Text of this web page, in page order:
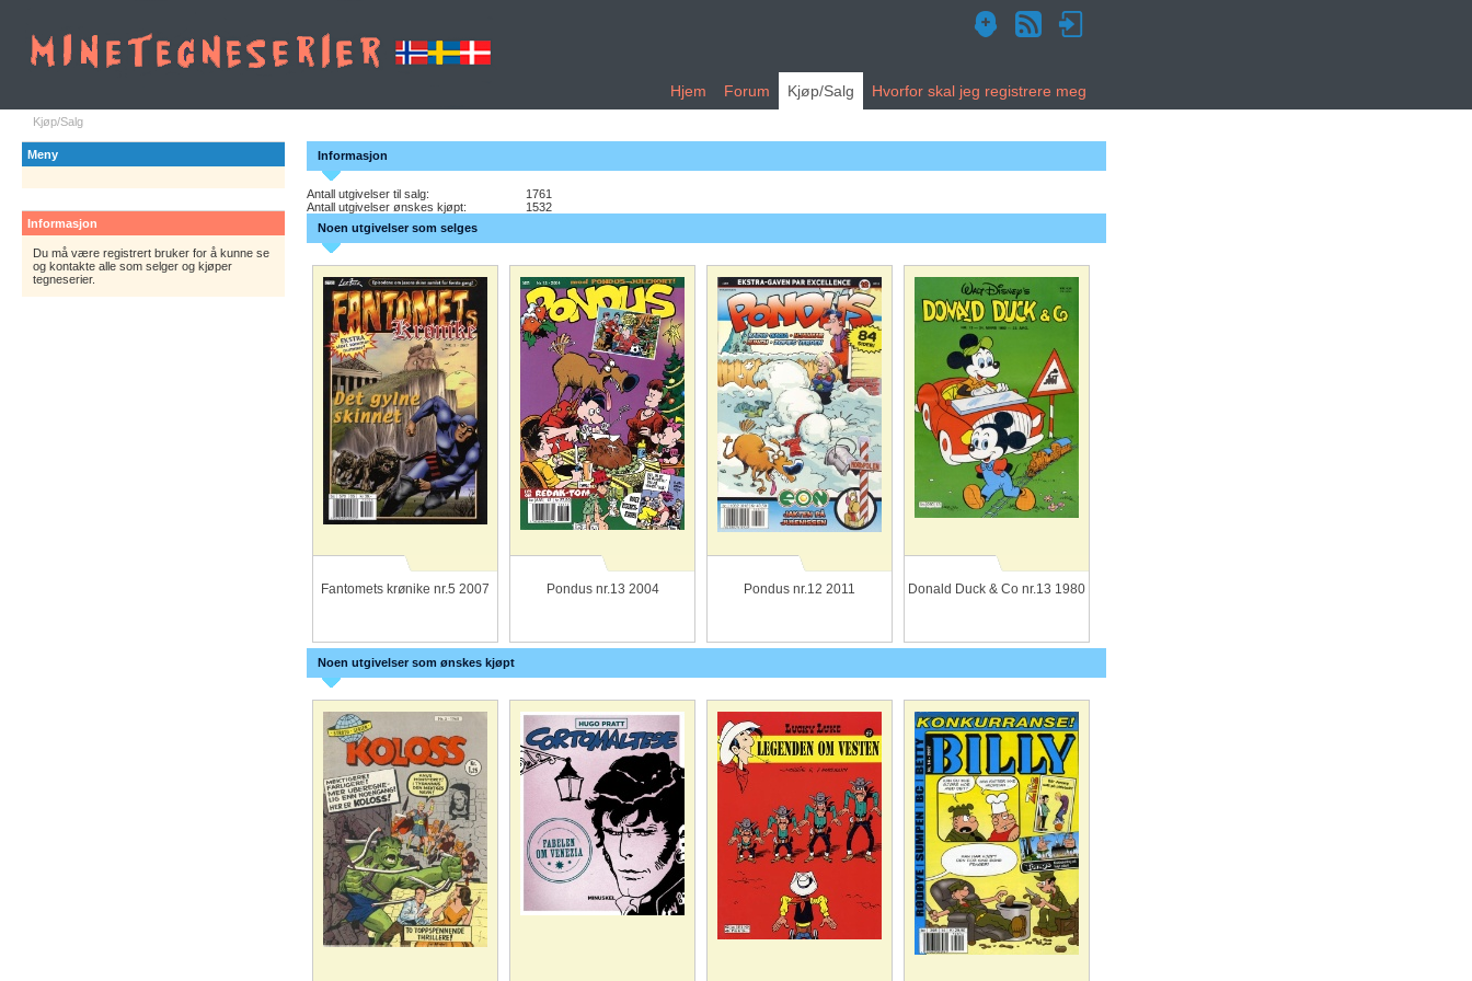
Hjem Forum Kjøp/Salg Hvorfor skal jeg registrere meg
Kjøp/Salg
Meny
Informasjon
Du må være registrert bruker for å kunne se
og kontakte alle som selger og kjøper
tegneserier.
Informasjon
Antall utgivelser til salg:
1761
Antall utgivelser ønskes kjøpt:
1532
Noen utgivelser som selges
Fantomets krønike nr.5 2007 Pondus nr.13 2004 Pondus nr.12 2011 Donald Duck & Co nr.13 1980
Noen utgivelser som ønskes kjøpt